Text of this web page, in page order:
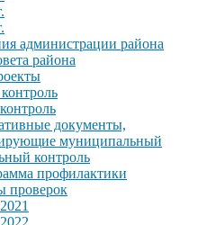
администрации района
района
документы,
муниципальный
контроль
профилактики
проверок
2021
2022